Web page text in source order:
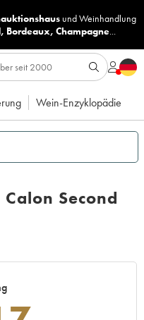
undWeinhandlung
, Bordeaux, Champagne...
Wein-Enzyklopädie
Second